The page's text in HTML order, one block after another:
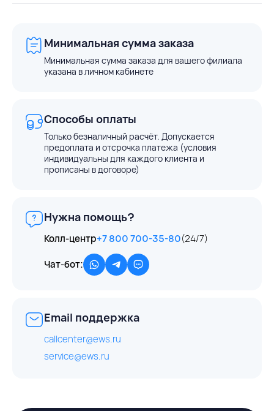
Минимальная сумма заказа
Минимальная сумма заказа для вашего филиала
указана в личном кабинете
Способы оплаты
Только безналичный расчёт. Допускается
предоплата и отсрочка платежа (условия
индивидуальны для каждого клиента и
прописаны в договоре)
Нужна помощь?
Колл-центр+7 800 700-35-80(24/7)
Чат-бот:
Email поддержка
callcenter@ews.ru
service@ews.ru